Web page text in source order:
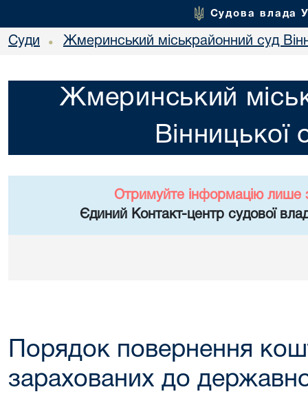
Судова влада
Суди • Жмеринський міськрайонний суд
Жмеринський
Вінницької
Отримуйте інформацію лише
Єдиний Контакт-центр судової
Порядок повернення
зарахованих до